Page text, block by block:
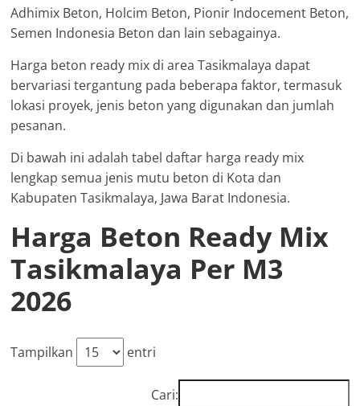
Adhimix Beton, Holcim Beton, Pionir Indocement Beton,
Semen Indonesia Beton dan lain sebagainya.
Harga beton ready mix di area Tasikmalaya dapat
bervariasi tergantung pada beberapa faktor, termasuk
lokasi proyek, jenis beton yang digunakan dan jumlah
pesanan.
Di bawah ini adalah tabel daftar harga ready mix
lengkap semua jenis mutu beton di Kota dan
Kabupaten Tasikmalaya, Jawa Barat Indonesia.
Harga Beton Ready Mix
Tasikmalaya Per M3
2026
Tampilkan entri
Cari: